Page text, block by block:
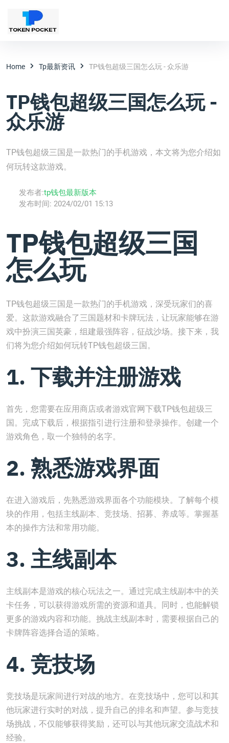
Home Tp最新资讯 TP钱包超级三国怎么玩 - 众乐游
TP钱包超级三国怎么玩 -
众乐游
TP钱包超级三国是一款热门的手机游戏，本文将为您介绍如
何玩转这款游戏。
发布者:tp钱包最新版本
发布时间: 2024/02/01 15:13
TP钱包超级三国
怎么玩
TP钱包超级三国是一款热门的手机游戏，深受玩家们的喜
爱。这款游戏融合了三国题材和卡牌玩法，让玩家能够在游
戏中扮演三国英豪，组建最强阵容，征战沙场。接下来，我
们将为您介绍如何玩转TP钱包超级三国。
1. 下载并注册游戏
首先，您需要在应用商店或者游戏官网下载TP钱包超级三
国。完成下载后，根据指引进行注册和登录操作。创建一个
游戏角色，取一个独特的名字。
2. 熟悉游戏界面
在进入游戏后，先熟悉游戏界面各个功能模块。了解每个模
块的作用，包括主线副本、竞技场、招募、养成等。掌握基
本的操作方法和常用功能。
3. 主线副本
主线副本是游戏的核心玩法之一。通过完成主线副本中的关
卡任务，可以获得游戏所需的资源和道具。同时，也能解锁
更多的游戏内容和功能。挑战主线副本时，需要根据自己的
卡牌阵容选择合适的策略。
4. 竞技场
竞技场是玩家间进行对战的地方。在竞技场中，您可以和其
他玩家进行实时的对战，提升自己的排名和声望。参与竞技
场挑战，不仅能够获得奖励，还可以与其他玩家交流战术和
经验。